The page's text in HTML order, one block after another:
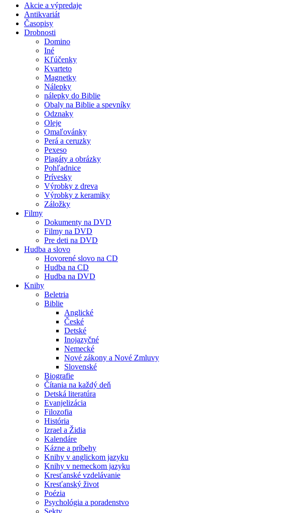
Akcie a výpredaje
Antikvariát
Časopisy
Drobnosti
Domino
Iné
Kľúčenky
Kvarteto
Magnetky
Nálepky
nálepky do Biblie
Obaly na Biblie a spevníky
Odznaky
Oleje
Omaľovánky
Perá a ceruzky
Pexeso
Plagáty a obrázky
Pohľadnice
Prívesky
Výrobky z dreva
Výrobky z keramiky
Záložky
Filmy
Dokumenty na DVD
Filmy na DVD
Pre deti na DVD
Hudba a slovo
Hovorené slovo na CD
Hudba na CD
Hudba na DVD
Knihy
Beletria
Biblie
Anglické
České
Detské
Inojazyčné
Nemecké
Nové zákony a Nové Zmluvy
Slovenské
Biografie
Čítania na každý deň
Detská literatúra
Evanjelizácia
Filozofia
História
Izrael a Židia
Kalendáre
Kázne a príbehy
Knihy v anglickom jazyku
Knihy v nemeckom jazyku
Kresťanské vzdelávanie
Kresťanský život
Poézia
Psychológia a poradenstvo
Sekty